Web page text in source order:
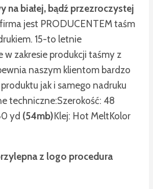
na białej, bądź przezroczystej
jest PRODUCENTEM taśm
15-to letnie
w zakresie produkcji taśmy z
naszym klientom bardzo
jak i samego nadruku
techniczne:Szerokość: 48
yd (54mb)Klej: Hot MeltKolor
z logo procedura